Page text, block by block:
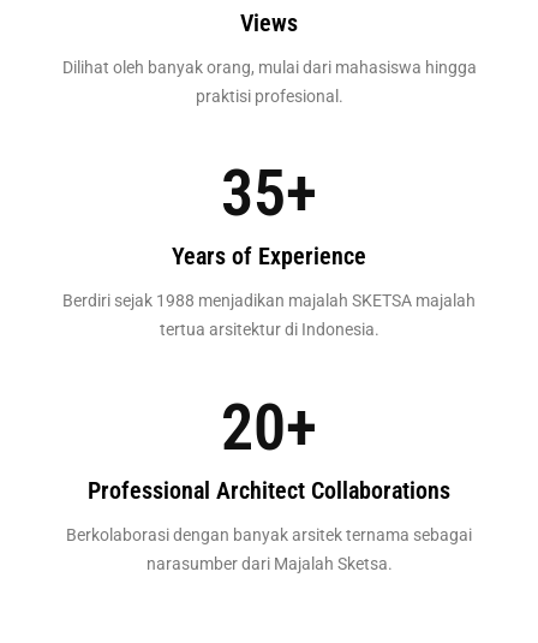
Views
Dilihat oleh banyak orang, mulai dari mahasiswa hingga
praktisi profesional.
Years of Experience
35+
Berdiri sejak 1988 menjadikan majalah SKETSA majalah
tertua arsitektur di Indonesia.
Professional Architect Collaborations
20+
Berkolaborasi dengan banyak arsitek ternama sebagai
narasumber dari Majalah Sketsa.